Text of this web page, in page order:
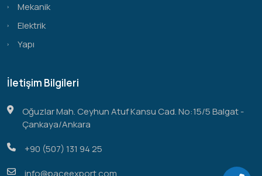
Mekanik
Elektrik
Yapı
İletişim Bilgileri
Oğuzlar Mah. Ceyhun Atuf Kansu Cad. No:15/5 Balgat -
Çankaya/Ankara
+90 (507) 131 94 25